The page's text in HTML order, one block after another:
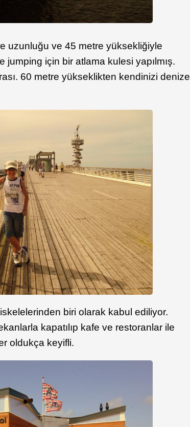
uzunluğu ve 45 metre yüksekliğiyle
için bir atlama kulesi yapılmış.
60 metre yükseklikten kendinizi denize
biri olarak kabul ediliyor.
kapatılıp kafe ve restoranlar ile
oldukça keyifli.